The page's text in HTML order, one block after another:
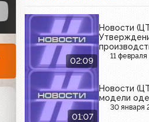
02:09
Новости
11
01:07
Новости
модели
30 января